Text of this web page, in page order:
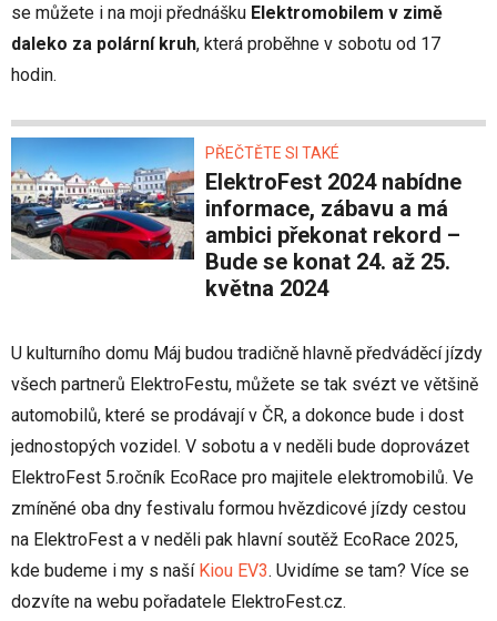
se můžete i na moji přednášku Elektromobilem v zimě
daleko za polární kruh, která proběhne v sobotu od 17
hodin.
PŘEČTĚTE SI TAKÉ
ElektroFest 2024 nabídne
informace, zábavu a má
ambici překonat rekord –
Bude se konat 24. až 25.
května 2024
U kulturního domu Máj budou tradičně hlavně předváděcí jízdy
všech partnerů ElektroFestu, můžete se tak svézt ve většině
automobilů, které se prodávají v ČR, a dokonce bude i dost
jednostopých vozidel. V sobotu a v neděli bude doprovázet
ElektroFest 5.ročník EcoRace pro majitele elektromobilů. Ve
zmíněné oba dny festivalu formou hvězdicové jízdy cestou
na ElektroFest a v neděli pak hlavní soutěž EcoRace 2025,
kde budeme i my s naší Kiou EV3. Uvidíme se tam? Více se
dozvíte na webu pořadatele ElektroFest.cz.